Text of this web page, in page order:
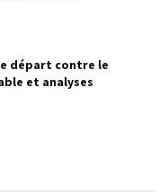
départ contre le
et analyses